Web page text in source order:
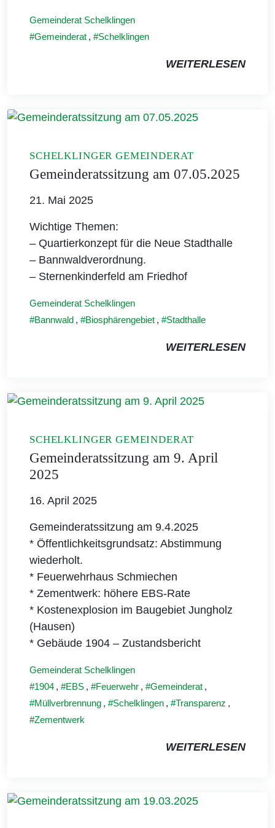
Gemeinderat Schelklingen
Gemeinderat , Schelklingen
WEITERLESEN
SCHELKLINGER GEMEINDERAT
Gemeinderatssitzung am 07.05.2025
21. Mai 2025
Wichtige Themen:
– Quartierkonzept für die Neue Stadthalle
– Bannwaldverordnung.
– Sternenkinderfeld am Friedhof
Gemeinderat Schelklingen
Bannwald , Biosphärengebiet , Stadthalle
WEITERLESEN
SCHELKLINGER GEMEINDERAT
Gemeinderatssitzung am 9. April
2025
16. April 2025
Gemeinderatssitzung am 9.4.2025
* Öffentlichkeitsgrundsatz: Abstimmung
wiederholt.
* Feuerwehrhaus Schmiechen
* Zementwerk: höhere EBS-Rate
* Kostenexplosion im Baugebiet Jungholz
(Hausen)
* Gebäude 1904 – Zustandsbericht
Gemeinderat Schelklingen
1904 , EBS , Feuerwehr , Gemeinderat ,
Müllverbrennung , Schelklingen , Transparenz ,
Zementwerk
WEITERLESEN